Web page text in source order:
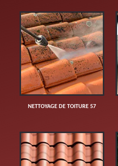
NETTOYAGE DE TOITURE 57